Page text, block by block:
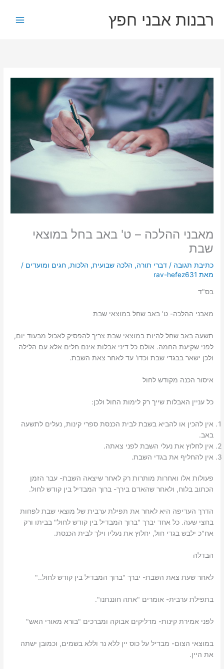
לתוכןרבנות אבני חפץ
מאבני ההלכה – ט' באב בחל במוצאי
שבת
כתיבת תגובה /דברי תורה, הלכה שבועית, הלכות,חגים ומועדים /
מאת rav-hefez631
בס"ד
מאבני ההלכה- ט' באב שחל במוצאי שבת
תשעה באב שחל להיות במוצאי שבת צריך להפסיק לאכול מבעוד יום,
לפני שקיעת החמה. אולם כל דיני אבלות אינם חלים אלא עם הלילה
ולכן ישאר בבגדי שבת וכדו' עד לאחר צאת השבת.
איסור הכנה מקודש לחול
כל עניין האבלות שייך רק לימות החול ולכן:
אין להכין או להביא בשבת לבית הכנסת ספרי קינות, נעלים לתשעה
באב.
אין לחלוץ את נעלי השבת לפני צאתה.
אין להחליף את בגדי השבת.
פעולות אלו ואחרות מותרות רק לאחר שיצאה השבת- עבר הזמן
הכתוב בלוח, ולאחר שהאדם בירך- ברוך המבדיל בין קודש לחול.
הדרך העדיפה היא לאחר את תפילת ערבית של מוצאי שבת לפחות
בחצי שעה. כל אחד יברך "ברוך המבדיל בין קודש לחול" בביתו ורק
אח"כ ילבש בגדי חול, יחלוץ את נעליו וילך לבית הכנסת.
הבדלה
לאחר שעת צאת השבת- יברך "ברוך המבדיל בין קודש לחול.."
בתפילת ערבית- אומרים "אתה חוננתנו".
לפני אמירת קינות- מדליקים אבוקה ומברכים "בורא מאורי האש"
במוצאי הצום- מבדיל על כוס יין ללא נר וללא בשמים, וכמובן ישתה
את היין.